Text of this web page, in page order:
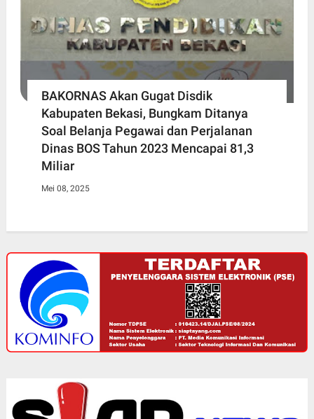
BAKORNAS Akan Gugat Disdik
Kabupaten Bekasi, Bungkam Ditanya
Soal Belanja Pegawai dan Perjalanan
Dinas BOS Tahun 2023 Mencapai 81,3
Miliar
Mei 08, 2025